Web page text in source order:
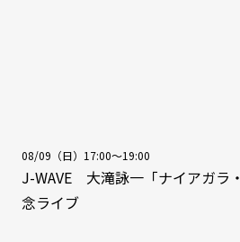
08/09（日）17:00～19:00
J-WAVE 大滝詠一「ナイアガラ
念ライブ